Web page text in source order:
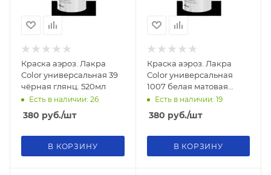
Краска аэроз. Лакра
Color универсальная 39
чёрная глянц. 520мл
Есть в наличии: 26
380 руб./шт
В КОРЗИНУ
Краска аэроз. Лакра
Color универсальная
1007 белая матовая
520мл
Есть в наличии: 19
380 руб./шт
В КОРЗИНУ